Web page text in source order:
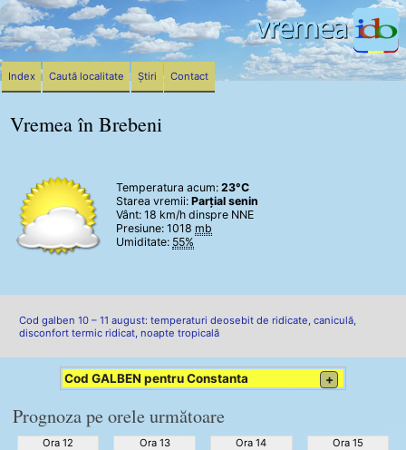
Vremea în Brebeni
Temperatura acum: 23°C
Starea vremii: Parțial senin
Vânt: 18 km/h dinspre NNE
Presiune: 1018 mb
Umiditate: 55%
Cod galben 10 – 11 august: temperaturi deosebit de ridicate, caniculă,
disconfort termic ridicat, noapte tropicală
Cod GALBEN pentru Constanta +
Prognoza pe orele următoare
Ora 12 Ora 13 Ora 14 Ora 15
Index Caută localitate Știri Contact